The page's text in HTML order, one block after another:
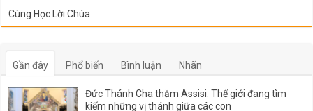
Cùng Học Lời Chúa
Gần đây Phổ biến Bình luận Nhãn
Đức Thánh Cha thăm Assisi: Thế giới đang tìm
kiếm những vị thánh giữa các con